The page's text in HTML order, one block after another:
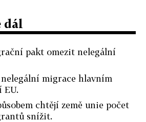
dál
pakt omezit nelegální
migrace hlavním
EU.
chtějí země unie počet
snížit.